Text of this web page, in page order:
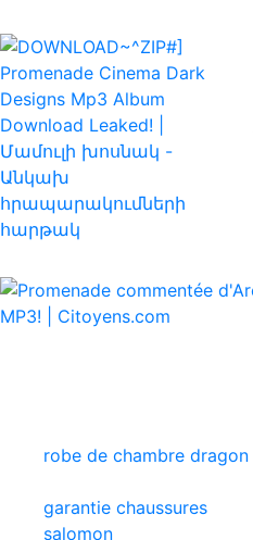
robe de chambre dragon
garantie chaussures
salomon